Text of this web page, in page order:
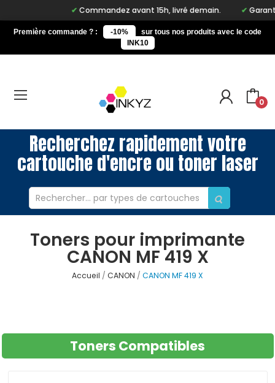
Commandez avant 15h, livré demain.
Première commande ? : -10%
sur tous nos produits avec le code
INK10
0
Recherchez rapidement votre
cartouche d'encre ou toner laser
Toners pour imprimante
CANON MF 419 X
Accueil CANON CANON MF 419 X
Toners Compatibles